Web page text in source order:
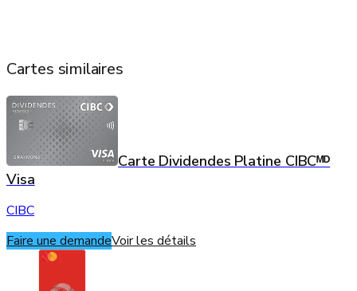
Cartes similaires
Carte Dividendes Platine CIBCᴹᴰ
Visa
CIBC
Faire une demandeVoir les détails